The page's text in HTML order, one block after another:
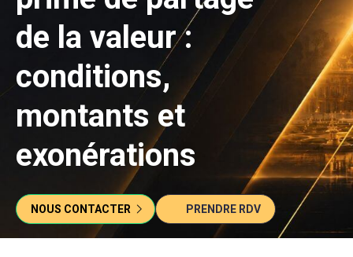
de la valeur :
conditions,
montants et
exonérations
NOUS CONTACTER PRENDRE RDV